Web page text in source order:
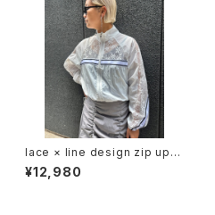
lace × line design zip up b
louson ブルゾン レース ライン
ジップアップ 羽織り
¥12,980